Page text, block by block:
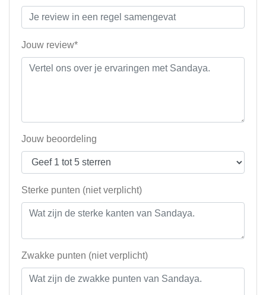
Jouw review*
Jouw beoordeling
Sterke punten (niet verplicht)
Zwakke punten (niet verplicht)